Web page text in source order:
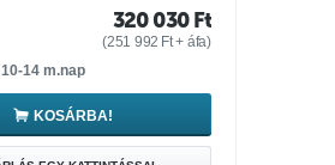
320 030 Ft
(251 992 Ft+ áfa)
10-14 m.nap
KOSÁRBA!